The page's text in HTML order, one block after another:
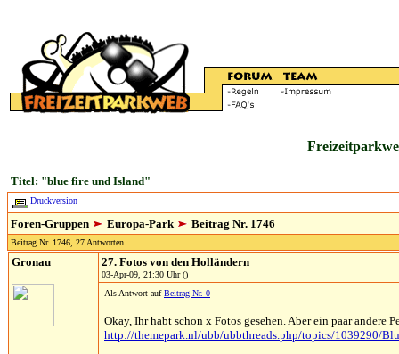
Titel: "blue fire und Island"
Druckversion
Foren-Gruppen Europa-Park Beitrag Nr. 1746
Beitrag Nr. 1746, 27 Antworten
Gronau 27. Fotos von den Holländern
03-Apr-09, 21:30 Uhr ()
Als Antwort aufBeitrag Nr. 0
Okay, Ihr habt schon x Fotos gesehen. Aber ein paar
http://themepark.nl/ubb/ubbthreads.php/topics/1039290/